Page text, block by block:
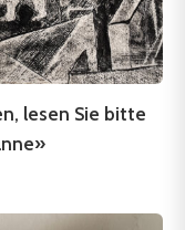
lesen Sie bitte